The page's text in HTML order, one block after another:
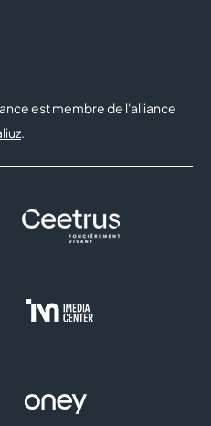
est membre de l'alliance
.